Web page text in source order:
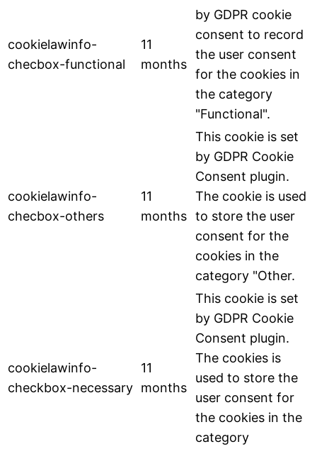
cookielawinfo-
checbox-functional
11
months
by GDPR cookie
consent to record
the user consent
for the cookies in
the category
"Functional".
cookielawinfo-
checbox-others
11
months
This cookie is set
by GDPR Cookie
Consent plugin.
The cookie is used
to store the user
consent for the
cookies in the
category "Other.
cookielawinfo-
checkbox-necessary
11
months
This cookie is set
by GDPR Cookie
Consent plugin.
The cookies is
used to store the
user consent for
the cookies in the
category